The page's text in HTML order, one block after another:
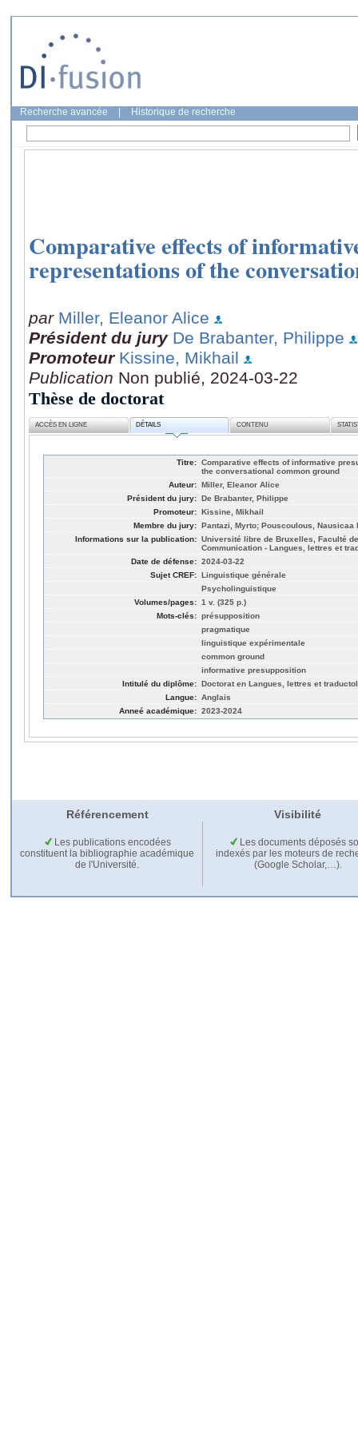
Recherche avancée Historique de recherche
Comparative effects of
representations of the
par Miller, Eleanor Alice
Président du jury De Brabanter, Philippe
Promoteur Kissine, Mikhail
Publication Non publié, 2024-03-22
Thèse de doctorat
ACCÈS EN LIGNE DÉTAILS CONTENU
Titre: Comparative effects of informative
the conversational common ground
Auteur: Miller, Eleanor Alice
Président du jury: De Brabanter, Philippe
Promoteur: Kissine, Mikhail
Membre du jury: Pantazi, Myrto; Pouscoulous, Nausicaa
Informations sur la publication: Université libre de Bruxelles, Faculté
Communication - Langues, lettres et
Date de défense: 2024-03-22
Sujet CREF: Linguistique générale
Psycholinguistique
Volumes/pages: 1 v. (325 p.)
Mots-clés: présupposition
pragmatique
linguistique expérimentale
common ground
informative presupposition
Intitulé du diplôme: Doctorat en Langues, lettres et
Langue: Anglais
Anneé académique: 2023-2024
Référencement Visibilité
Les publications encodées
constituent la bibliographie académique
de l'Université.
Les documents déposés
indexés par les moteurs de
(Google Scholar,…).